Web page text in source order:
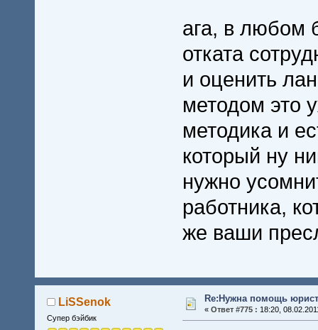
ага, в любом
отката
и оценить
методом это
методика и
который ну
нужно
работника,
же ваши
LiSSenok
Супер бэйбик
Re:Нужна помощь
« Ответ #775 : 18:20,